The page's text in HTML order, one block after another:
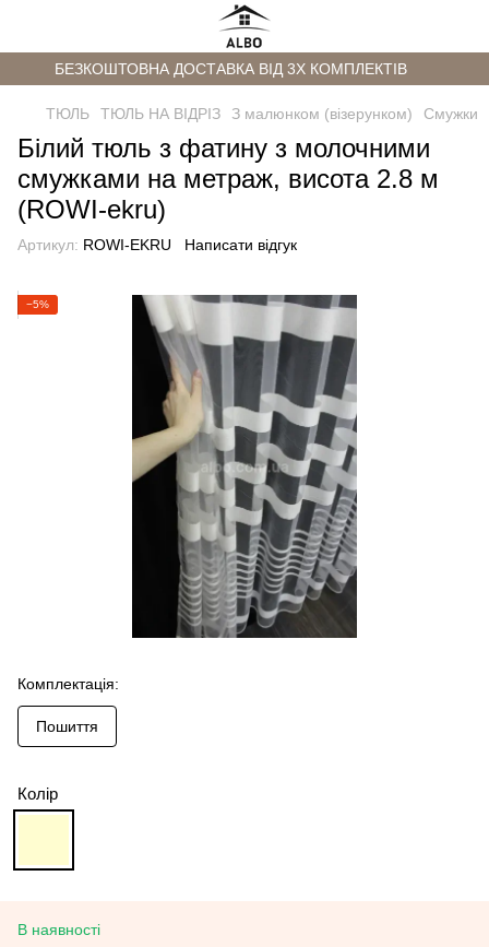
БЕЗКОШТОВНА ДОСТАВКА ВІД 3Х КОМПЛЕКТІВ
ТЮЛЬ ТЮЛЬ НА ВІДРІЗ З малюнком (візерунком) Смужки
Білий тюль з фатину з молочними
смужками на метраж, висота 2.8 м
(ROWI-ekru)
Артикул: ROWI-EKRU Написати відгук
−5%
Комплектація:
Пошиття
Колір
В наявності